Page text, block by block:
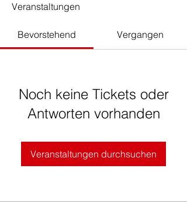
Veranstaltungen
Bevorstehend Vergangen
Noch keine Tickets oder
Antworten vorhanden
Veranstaltungen durchsuchen